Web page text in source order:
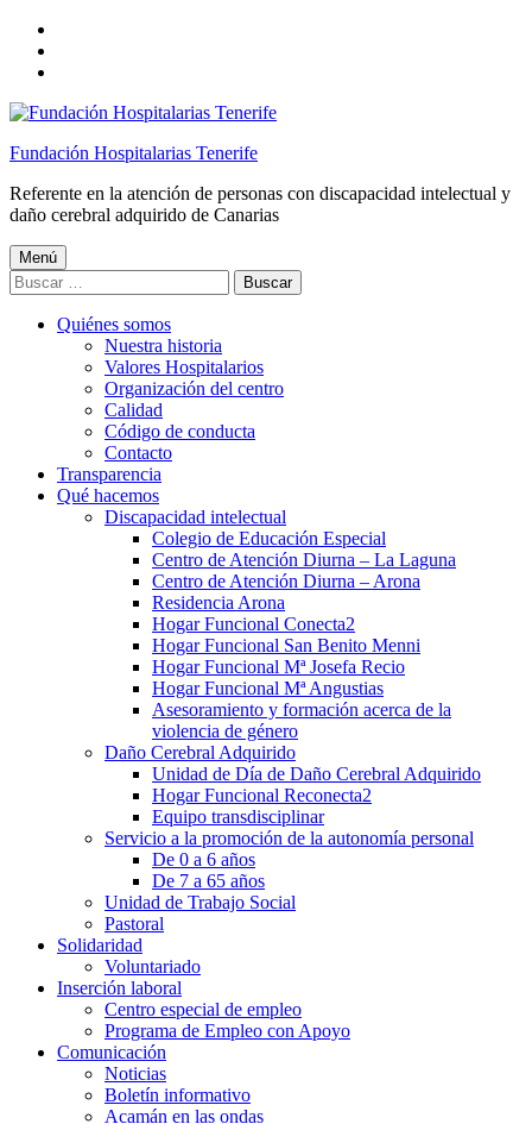
principal
principal
pie
página
Fundación Hospitalarias Tenerife
Referente en la atención de personas con discapacidad intelectual y
daño cerebral adquirido de Canarias
Menú
Buscar:
Quiénes somos
Nuestra historia
Valores Hospitalarios
Organización del centro
Calidad
Código de conducta
Contacto
Transparencia
Qué hacemos
Discapacidad intelectual
Colegio de Educación Especial
Centro de Atención Diurna – La Laguna
Centro de Atención Diurna – Arona
Residencia Arona
Hogar Funcional Conecta2
Hogar Funcional San Benito Menni
Hogar Funcional Mª Josefa Recio
Hogar Funcional Mª Angustias
Asesoramiento y formación acerca de la
violencia de género
Daño Cerebral Adquirido
Unidad de Día de Daño Cerebral Adquirido
Hogar Funcional Reconecta2
Equipo transdisciplinar
Servicio a la promoción de la autonomía personal
De 0 a 6 años
De 7 a 65 años
Unidad de Trabajo Social
Pastoral
Solidaridad
Voluntariado
Inserción laboral
Centro especial de empleo
Programa de Empleo con Apoyo
Comunicación
Noticias
Boletín informativo
Acamán en las ondas